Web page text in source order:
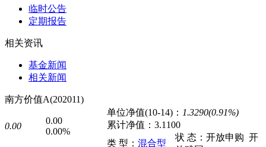
临时公告
定期报告
相关资讯
基金新闻
相关新闻
南方价值A(202011)
0.00
0.00
0.00%
单位净值(10-14)： 1.3290(0.91%)
累计净值： 3.1100
类 型： 混合型
状 态： 开放申购 开